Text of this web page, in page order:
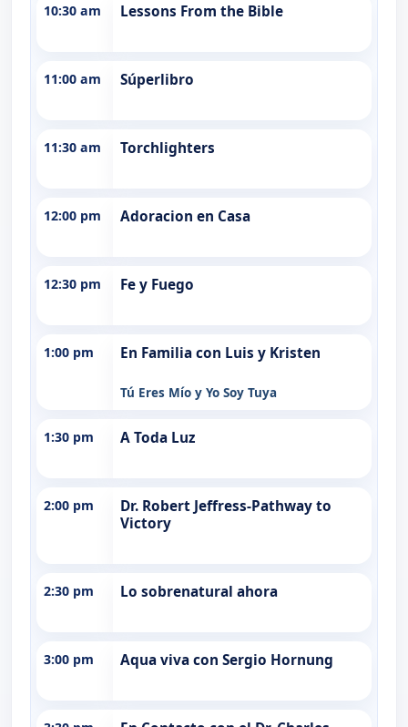
10:30 am Lessons From the Bible
11:00 am Súperlibro
11:30 am Torchlighters
12:00 pm Adoracion en Casa
12:30 pm Fe y Fuego
1:00 pm En Familia con Luis y Kristen
Tú Eres Mío y Yo Soy Tuya
1:30 pm A Toda Luz
2:00 pm
Dr. Robert Jeffress-Pathway to
Victory
2:30 pm Lo sobrenatural ahora
3:00 pm Aqua viva con Sergio Hornung